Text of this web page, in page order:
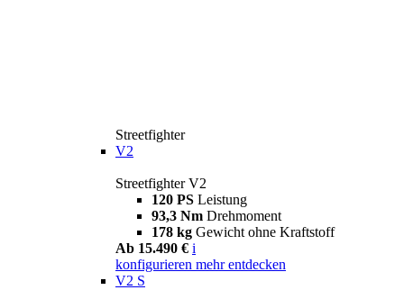
Streetfighter
V2
Streetfighter V2
120 PS Leistung
93,3 Nm Drehmoment
178 kg Gewicht ohne Kraftstoff
Ab 15.490 € i
konfigurieren mehr entdecken
V2 S